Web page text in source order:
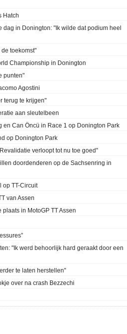
Hatch
dag in Donington: "Ik wilde dat podium heel
toekomst"
Championship in Donington
punten"
Agostini
terug te krijgen"
aan sleutelbeen
en Can Öncü in Race 1 op Donington Park
op Donington Park
verloopt tot nu toe goed"
doordenderen op de Sachsenring in
op TT-Circuit
van Assen
in MotoGP TT Assen
"Ik werd behoorlijk hard geraakt door een
te laten herstellen"
over na crash Bezzechi